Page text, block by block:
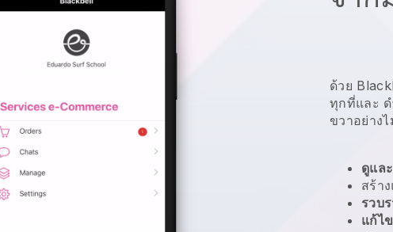
ด้วย
ทุกที่และ
ขวาอย่าง
ดูแล
สร้า
รวบ
แก้ไ